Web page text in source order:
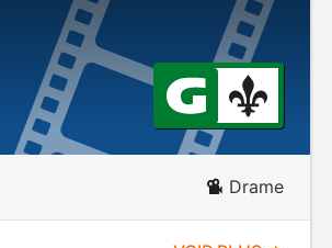
Drame